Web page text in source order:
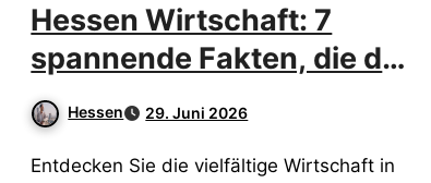
Hessen Wirtschaft: 7
spannende Fakten, die du
wissen musst!
Hessen 29. Juni 2026
Entdecken Sie die vielfältige Wirtschaft in